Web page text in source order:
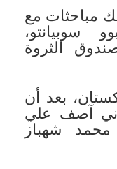
مباحثات مع
سوبيانتو،
الثروة
بعد أن
آصف علي
محمد شهباز